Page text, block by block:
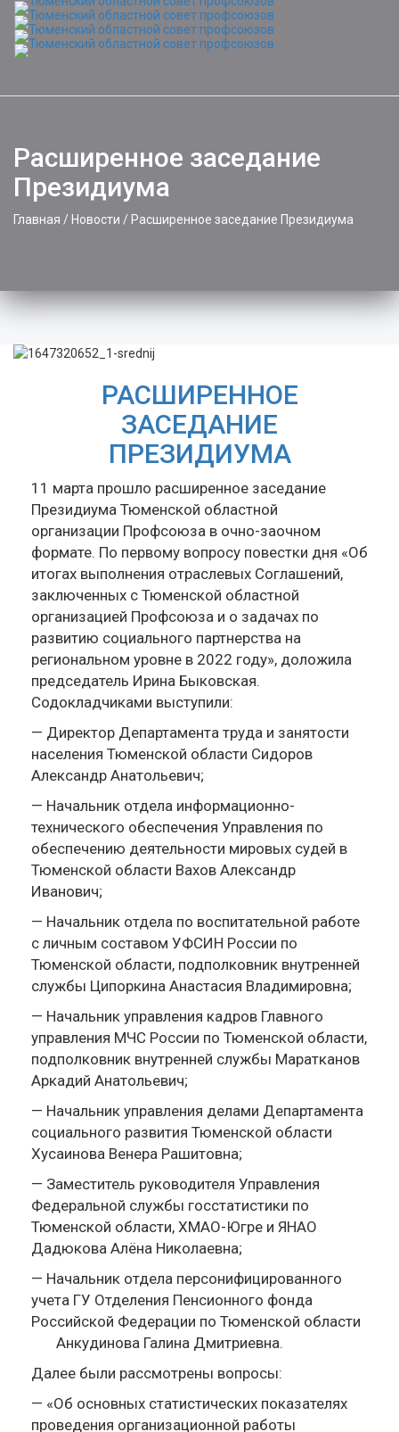
Расширенное заседание
Президиума
Главная / Новости / Расширенное заседание Президиума
РАСШИРЕННОЕ
ЗАСЕДАНИЕ
ПРЕЗИДИУМА
11 марта прошло расширенное заседание
Президиума Тюменской областной
организации Профсоюза в очно-заочном
формате. По первому вопросу повестки дня «Об
итогах выполнения отраслевых Соглашений,
заключенных с Тюменской областной
организацией Профсоюза и о задачах по
развитию социального партнерства на
региональном уровне в 2022 году», доложила
председатель Ирина Быковская.
Содокладчиками выступили:
— Директор Департамента труда и занятости
населения Тюменской области Сидоров
Александр Анатольевич;
— Начальник отдела информационно-
технического обеспечения Управления по
обеспечению деятельности мировых судей в
Тюменской области Вахов Александр
Иванович;
— Начальник отдела по воспитательной работе
с личным составом УФСИН России по
Тюменской области, подполковник внутренней
службы Ципоркина Анастасия Владимировна;
— Начальник управления кадров Главного
управления МЧС России по Тюменской области,
подполковник внутренней службы Маратканов
Аркадий Анатольевич;
— Начальник управления делами Департамента
социального развития Тюменской области
Хусаинова Венера Рашитовна;
— Заместитель руководителя Управления
Федеральной службы госстатистики по
Тюменской области, ХМАО-Югре и ЯНАО
Дадюкова Алёна Николаевна;
— Начальник отдела персонифицированного
учета ГУ Отделения Пенсионного фонда
Российской Федерации по Тюменской области
Анкудинова Галина Дмитриевна.
Далее были рассмотрены вопросы:
— «Об основных статистических показателях
проведения организационной работы